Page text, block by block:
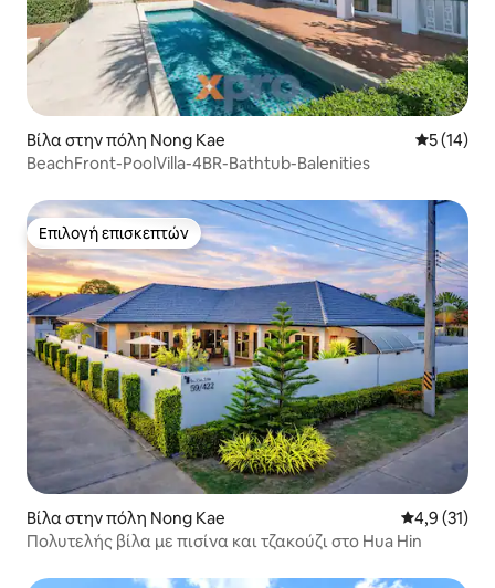
Βίλα στην πόλη Nong Kae Μέση
5 (14)
BeachFront-PoolVilla-4BR-Bathtub-Balenities
Επιλογή επισκεπτών
Επιλογή επισκεπτών
Βίλα στην πόλη Nong Kae Μέση
4,9 (31)
Πολυτελής βίλα με πισίνα και τζακούζι στο Hua Hin